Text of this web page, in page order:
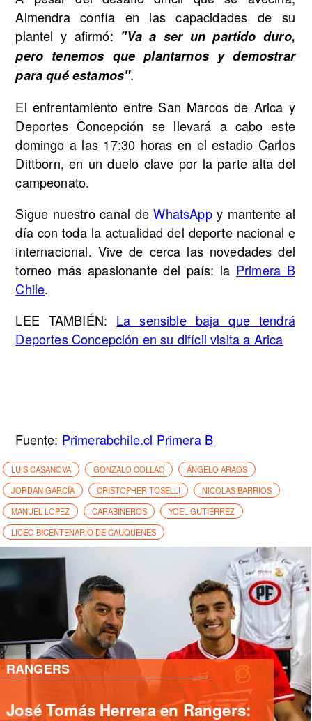
Almendra confía en las capacidades de su
plantel y afirmó: "Va a ser un partido duro,
pero tenemos que plantarnos y demostrar
para qué estamos".
El enfrentamiento entre San Marcos de Arica y
Deportes Concepción se llevará a cabo este
domingo a las 17:30 horas en el estadio Carlos
Dittborn, en un duelo clave por la parte alta del
campeonato.
Sigue nuestro canal deWhatsAppy mantente al
día con toda la actualidad del deporte nacional e
internacional. Vive de cerca las novedades del
torneo más apasionante del país: la Primera B
Chile.
LEE TAMBIÉN: La sensible baja que tendrá
Deportes Concepción en su difícil visita a Arica
Fuente: Primerabchile.cl Primera B
LUIS CASANOVA GONZALO COLLAO
ÁNGELO ARAOS
JORDAN GARCÍA
CRISTOPHER TOSELLI
NICOLAS BARRIOS
MANUEL LOPEZ
CARABINEROS
YOEL GUTIÉRREZ
LICEO BICENTENARIO DE CAUQUENES
PRIMERA B
Deportes Santa Cruz ficha